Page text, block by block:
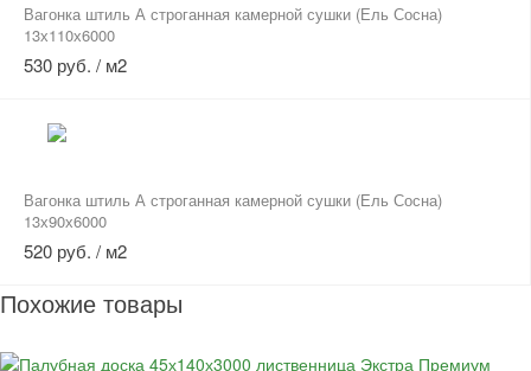
Вагонка штиль А строганная камерной сушки (Ель Сосна)
13х110х6000
530 руб. / м2
Вагонка штиль А строганная камерной сушки (Ель Сосна)
13х90х6000
520 руб. / м2
Похожие товары